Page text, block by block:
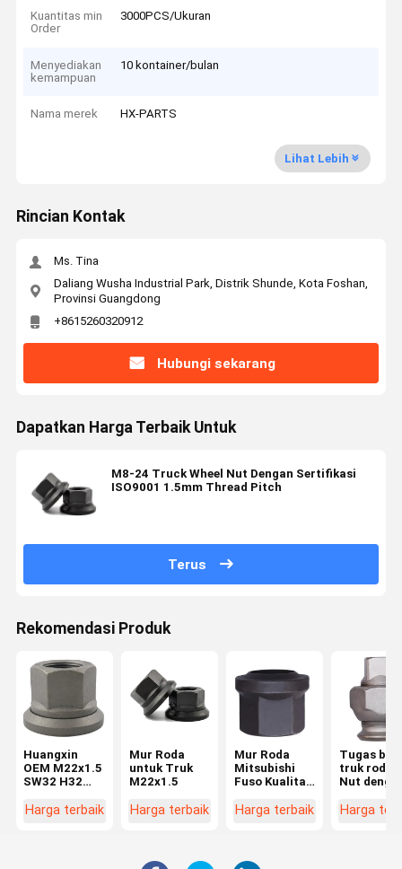
Kuantitas min
Order
3000PCS/Ukuran
Menyediakan
kemampuan
10 kontainer/bulan
Nama merek HX-PARTS
Lihat Lebih
Rincian Kontak
Ms. Tina
Daliang Wusha Industrial Park, Distrik Shunde, Kota Foshan,
Provinsi Guangdong
+8615260320912
Hubungi sekarang
Dapatkan Harga Terbaik Untuk
M8-24 Truck Wheel Nut Dengan Sertifikasi
ISO9001 1.5mm Thread Pitch
Terus
Rekomendasi Produk
Huangxin
OEM M22x1.5
SW32 H32
Nut Bagian
Harga terbaik
Mur Roda
untuk Truk
M22x1.5
Harga terbaik
Mur Roda
Mitsubishi
Fuso Kualitas
dan Baut
Roda
Harga terbaik
Tugas
truk roda
Nut
untuk
Harga